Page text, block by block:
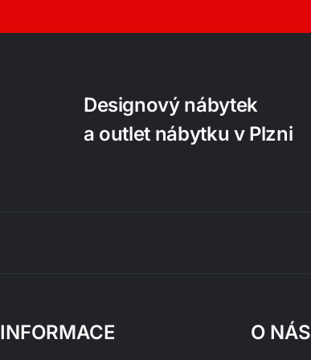
Designový nábytek
a outlet nábytku v Plzni
INFORMACE O NÁS